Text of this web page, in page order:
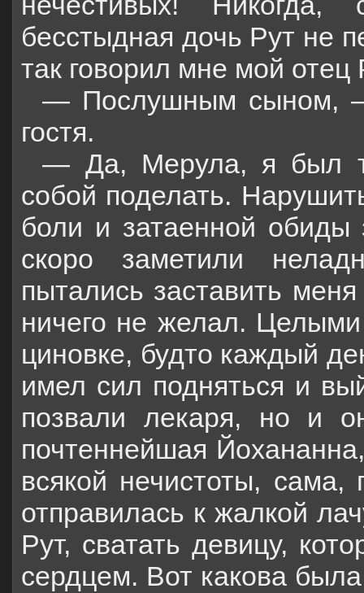
бесстыдная дочь Рут не
так говорил мне мой
— Послушным сыном, —
гостя.
— Да, Мерула, я был
собой поделать.
боли и затаенной
скоро заметили
пытались заставить
ничего не желал.
циновке, будто каждый
имел сил подняться и
позвали лекаря, но и
почтеннейшая
всякой нечистоты,
отправилась к жалкой
Рут, сватать девицу,
сердцем. Вот какова